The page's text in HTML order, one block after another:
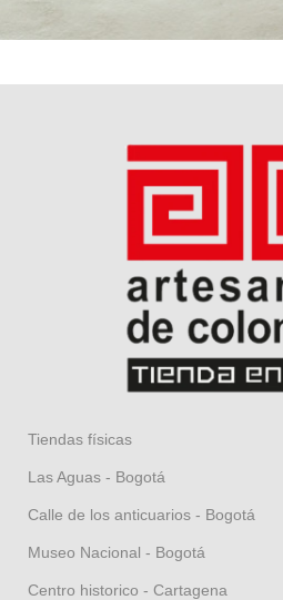
Tiendas físicas
Las Aguas - Bogotá
Calle de los anticuarios - Bogotá
Museo Nacional - Bogotá
Centro historico - Cartagena